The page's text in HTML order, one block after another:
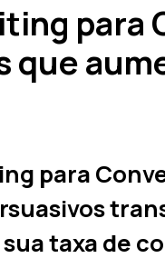
para
que
para
taxa de